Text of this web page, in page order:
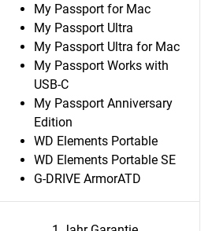
My Passport for Mac
My Passport Ultra
My Passport Ultra for Mac
My Passport Works with
USB-C
My Passport Anniversary
Edition
WD Elements Portable
WD Elements Portable SE
G-DRIVE ArmorATD